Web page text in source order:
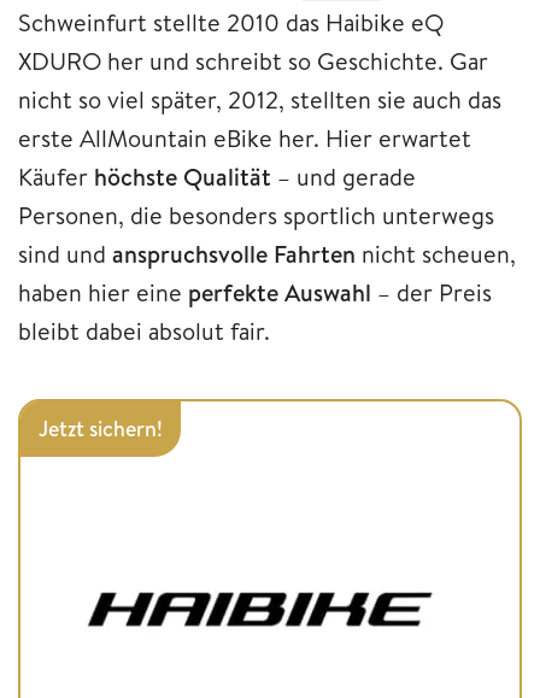
Schweinfurt stellte 2010 das Haibike eQ
XDURO her und schreibt so Geschichte. Gar
nicht so viel später, 2012, stellten sie auch das
erste AllMountain eBike her. Hier erwartet
Käufer höchste Qualität – und gerade
Personen, die besonders sportlich unterwegs
sind und anspruchsvolle Fahrten nicht scheuen,
haben hier eine perfekte Auswahl – der Preis
bleibt dabei absolut fair.
Jetzt sichern!